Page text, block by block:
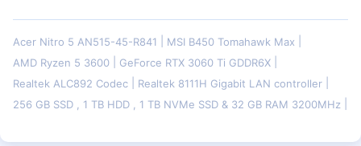
Acer Nitro 5 AN515-45-R841
MSI B450 Tomahawk Max
AMD Ryzen 5 3600
GeForce RTX 3060 Ti GDDR6X
Realtek ALC892 Codec
Realtek 8111H Gigabit LAN controller
256 GB SSD , 1 TB HDD , 1 TB NVMe SSD & 32 GB RAM 3200MHz